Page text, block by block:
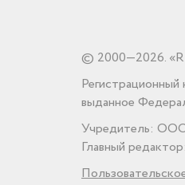
© 2000—2026.
выданное
Учредитель:
Главный